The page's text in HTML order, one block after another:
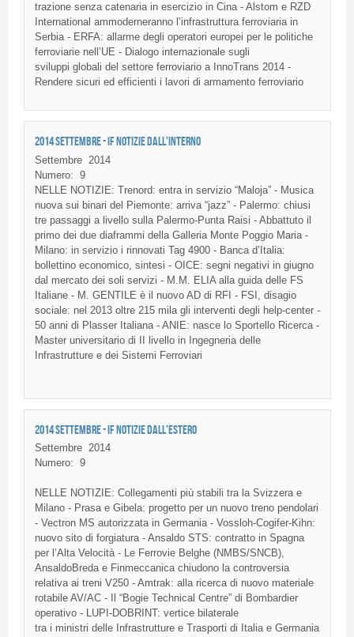
trazione senza catenaria in esercizio in Cina - Alstom e RZD
International ammoderneranno l’infrastruttura ferroviaria in
Serbia - ERFA: allarme degli operatori europei per le politiche
ferroviarie nell’UE - Dialogo internazionale sugli
sviluppi globali del settore ferroviario a InnoTrans 2014 -
Rendere sicuri ed efficienti i lavori di armamento ferroviario
2014 SETTEMBRE - IF NOTIZIE DALL'INTERNO
Settembre
2014
Numero: 9
NELLE NOTIZIE: Trenord: entra in servizio “Maloja” - Musica
nuova sui binari del Piemonte: arriva “jazz” - Palermo: chiusi
tre passaggi a livello sulla Palermo-Punta Raisi - Abbattuto il
primo dei due diaframmi della Galleria Monte Poggio Maria -
Milano: in servizio i rinnovati Tag 4900 - Banca d’Italia:
bollettino economico, sintesi - OICE: segni negativi in giugno
dal mercato dei soli servizi - M.M. ELIA alla guida delle FS
Italiane - M. GENTILE è il nuovo AD di RFI - FSI, disagio
sociale: nel 2013 oltre 215 mila gli interventi degli help-center -
50 anni di Plasser Italiana - ANIE: nasce lo Sportello Ricerca -
Master universitario di II livello in Ingegneria delle
Infrastrutture e dei Sistemi Ferroviari
2014 SETTEMBRE - IF NOTIZIE DALL'ESTERO
Settembre 2014
Numero: 9
NELLE NOTIZIE: Collegamenti più stabili tra la Svizzera e
Milano - Prasa e Gibela: progetto per un nuovo treno pendolari
- Vectron MS autorizzata in Germania - Vossloh-Cogifer-Kihn:
nuovo sito di forgiatura - Ansaldo STS: contratto in Spagna
per l’Alta Velocità - Le Ferrovie Belghe (NMBS/SNCB),
AnsaldoBreda e Finmeccanica chiudono la controversia
relativa ai treni V250 - Amtrak: alla ricerca di nuovo materiale
rotabile AV/AC - Il “Bogie Technical Centre” di Bombardier
operativo - LUPI-DOBRINT: vertice bilaterale
tra i ministri delle Infrastrutture e Trasporti di Italia e Germania